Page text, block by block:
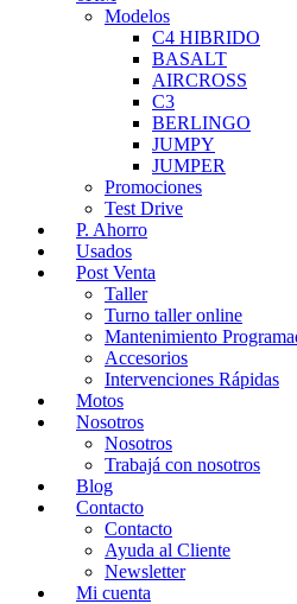
Modelos
C4 HIBRIDO
BASALT
AIRCROSS
C3
BERLINGO
JUMPY
JUMPER
Promociones
Test Drive
P. Ahorro
Usados
Post Venta
Taller
Turno taller online
Mantenimiento
Accesorios
Intervenciones Rápidas
Motos
Nosotros
Nosotros
Trabajá con nosotros
Blog
Contacto
Contacto
Ayuda al Cliente
Newsletter
Mi cuenta